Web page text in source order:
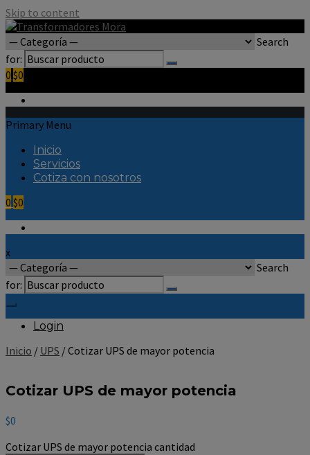
Skip to content
Search
for:
0 $0
Primary Menu
Inicio
Servicios
Cotiza con nosotros
0 $0
x
Search
for:
Login
Inicio / UPS / Cotizar UPS de mayor potencia
Cotizar UPS de mayor potencia
$0
Cotizar UPS de mayor potencia cantidad